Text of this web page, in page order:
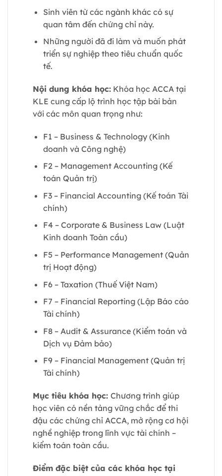
Sinh viên từ các ngành khác có sự
quan tâm đến chứng chỉ này.
Những người đã đi làm và muốn phát
triển sự nghiệp theo tiêu chuẩn quốc
tế.
Nội dung khóa học: Khóa học ACCA tại
KLE cung cấp lộ trình học tập bài bản
với các môn quan trọng như:
F1 – Business & Technology (Kinh
doanh và Công nghệ)
F2 – Management Accounting (Kế
toán Quản trị)
F3 – Financial Accounting (Kế toán Tài
chính)
F4 – Corporate & Business Law (Luật
Kinh doanh Toàn cầu)
F5 – Performance Management (Quản
trị Hoạt động)
F6 – Taxation (Thuế Việt Nam)
F7 – Financial Reporting (Lập Báo cáo
Tài chính)
F8 – Audit & Assurance (Kiểm toán và
Dịch vụ Đảm bảo)
F9 – Financial Management (Quản trị
Tài chính)
Mục tiêu khóa học: Chương trình giúp
học viên có nền tảng vững chắc để thi
đậu các chứng chỉ ACCA, mở rộng cơ hội
nghề nghiệp trong lĩnh vực tài chính –
kiểm toán toàn cầu.
Điểm đặc biệt của các khóa học tại